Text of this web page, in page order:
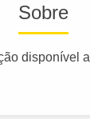
Sobre
disponível